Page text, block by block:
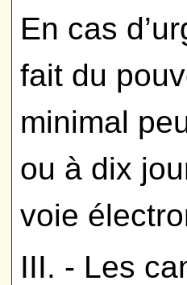
En cas
fait du
minimal
ou à dix
voie
III. - Les